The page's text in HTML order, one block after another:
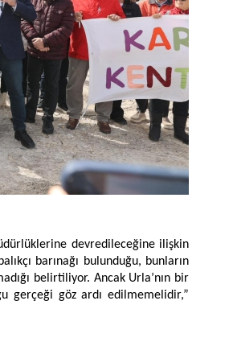
devredileceğine ilişkin
barınağı bulunduğu, bunların
belirtiliyor. Ancak Urla’nın bir
gerçeği göz ardı edilmemelidir,”